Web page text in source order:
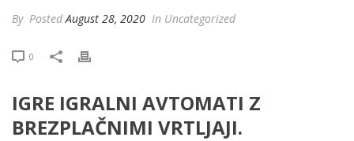
By PostedAugust 28, 2020 In Uncategorized
0
IGRE IGRALNI AVTOMATI Z
BREZPLAČNIMI VRTLJAJI.